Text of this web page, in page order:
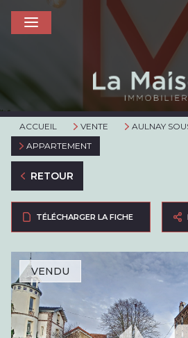
ACCUEIL VENTE
AULNAY
APPARTEMENT
RETOUR
TÉLÉCHARGER LA FICHE
VENDU